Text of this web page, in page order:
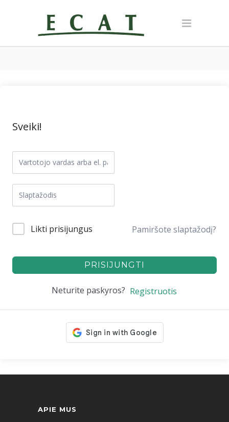
Sveiki!
Likti prisijungus Pamiršote slaptažodį?
PRISIJUNGTI
Neturite paskyros? Registruotis
APIE MUS